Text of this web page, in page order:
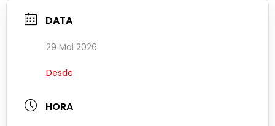
DATA
29 Mai 2026
Desde
HORA